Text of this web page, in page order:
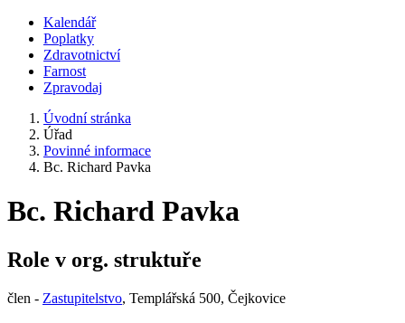
Kalendář
Poplatky
Zdravotnictví
Farnost
Zpravodaj
Úvodní stránka
Úřad
Povinné informace
Bc. Richard Pavka
Bc. Richard Pavka
Role v org. struktuře
člen - Zastupitelstvo, Templářská 500, Čejkovice